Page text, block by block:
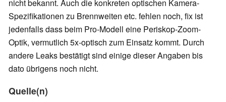
nicht bekannt. Auch die konkreten optischen Kamera-
Spezifikationen zu Brennweiten etc. fehlen noch, fix ist
jedenfalls dass beim Pro-Modell eine Periskop-Zoom-
Optik, vermutlich 5x-optisch zum Einsatz kommt. Durch
andere Leaks bestätigt sind einige dieser Angaben bis
dato übrigens noch nicht.
Quelle(n)